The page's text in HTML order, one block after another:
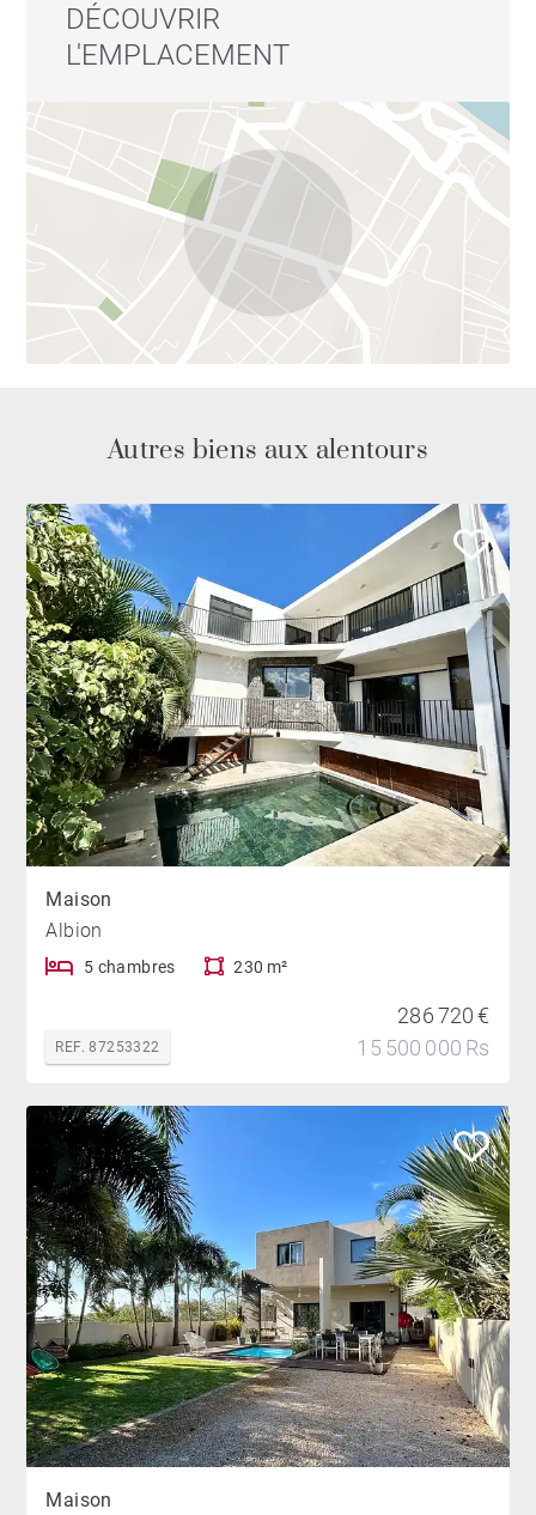
DÉCOUVRIR
L'EMPLACEMENT
Autres biens aux alentours
Maison
Albion
5 chambres 230 m²
REF. 87253322
286 720 €
15 500 000 Rs
Maison